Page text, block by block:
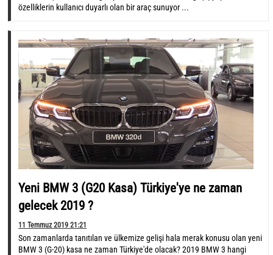
özelliklerin kullanıcı duyarlı olan bir araç sunuyor ...
Yeni BMW 3 (G20 Kasa) Türkiye'ye ne zaman
gelecek 2019 ?
11 Temmuz 2019 21:21
Son zamanlarda tanıtılan ve ülkemize gelişi hala merak konusu olan yeni
BMW 3 (G-20) kasa ne zaman Türkiye'de olacak? 2019 BMW 3 hangi